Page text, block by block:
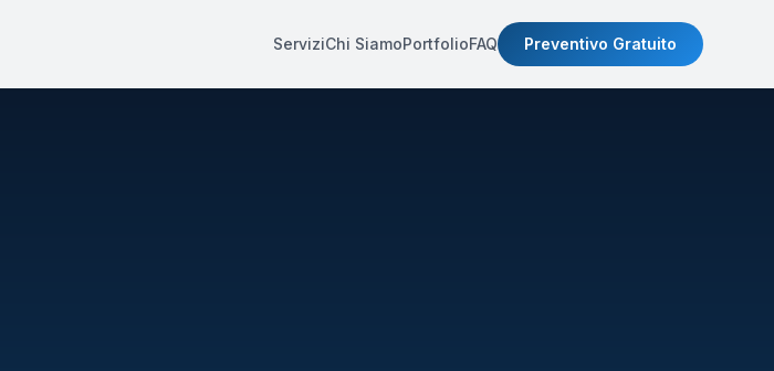
ServiziChi SiamoPortfolioFAQ Preventivo Gratuito